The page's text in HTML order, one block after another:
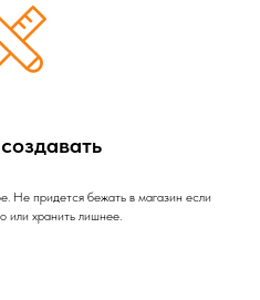
Не придется бежать в магазин если
или хранить лишнее.